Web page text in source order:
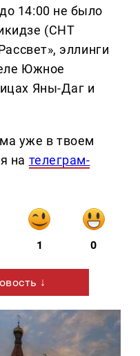
14:00 не было
(СНТ
эллинги
Южное
Яны-Даг и
уже в твоем
на телеграм-
1 0
↓